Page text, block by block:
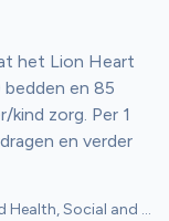
het Lion Heart
en 85
zorg. Per 1
en verder
Health, Social and